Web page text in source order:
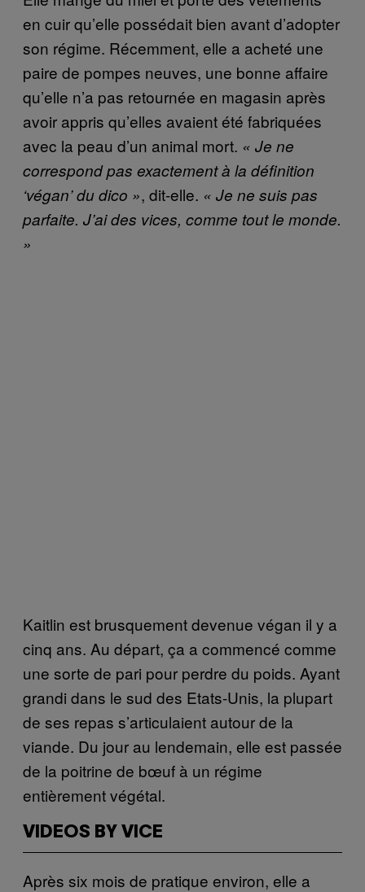
en cuir qu’elle possédait bien avant d’adopter
son régime. Récemment, elle a acheté une
paire de pompes neuves, une bonne affaire
qu’elle n’a pas retournée en magasin après
avoir appris qu’elles avaient été fabriquées
avec la peau d’un animal mort. « Je ne
correspond pas exactement à la définition
‘végan’ du dico », dit-elle. « Je ne suis pas
parfaite. J’ai des vices, comme tout le monde.
»
Kaitlin est brusquement devenue végan il y a
cinq ans. Au départ, ça a commencé comme
une sorte de pari pour perdre du poids. Ayant
grandi dans le sud des Etats-Unis, la plupart
de ses repas s’articulaient autour de la
viande. Du jour au lendemain, elle est passée
de la poitrine de bœuf à un régime
entièrement végétal.
VIDEOS BY VICE
Après six mois de pratique environ, elle a